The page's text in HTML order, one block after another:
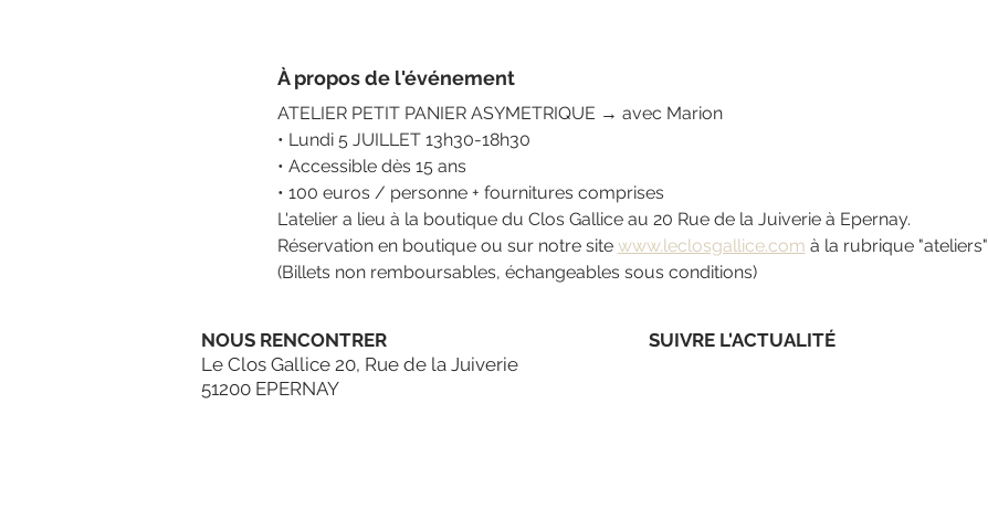
À propos de l'événement
ATELIER PETIT PANIER ASYMETRIQUE → avec Marion
• Lundi 5 JUILLET 13h30-18h30
• Accessible dès 15 ans
• 100 euros / personne + fournitures comprises
L'atelier a lieu à la boutique du Clos Gallice au 20 Rue de la Juiverie à Epernay.
Réservation en boutique ou sur notre site www.leclosgallice.com à la rubrique "ateliers"
(Billets non remboursables, échangeables sous conditions)
NOUS RENCONTRER
Le Clos Gallice 20, Rue de la Juiverie
51200 EPERNAY
SUIVRE L'ACTUALITÉ